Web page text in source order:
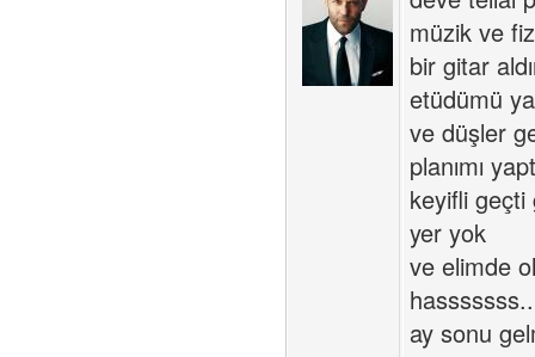
müzik ve
bir gitar
etüdümü
ve düşler
planımı
keyifli
yer yok
ve elimde
ay sonu